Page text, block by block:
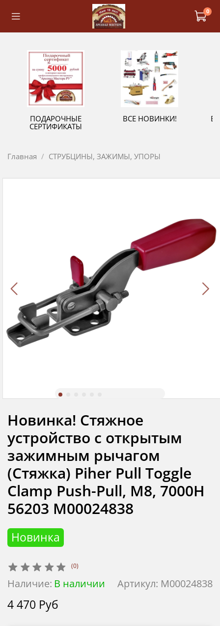
0
ПОДАРОЧНЫЕ
СЕРТИФИКАТЫ
ВСЕ НОВИНКИ!
Главная СТРУБЦИНЫ, ЗАЖИМЫ, УПОРЫ
(0)
Артикул: М00024838
Наличие: В наличии
Новинка
Новинка! Стяжное
устройство с открытым
зажимным рычагом
(Стяжка) Piher Pull Toggle
Clamp Push-Pull, M8, 7000Н
56203 М00024838
4 470 Руб